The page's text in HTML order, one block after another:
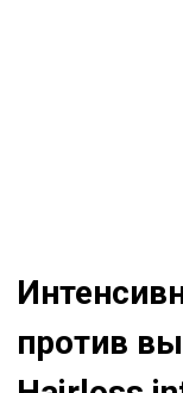
против